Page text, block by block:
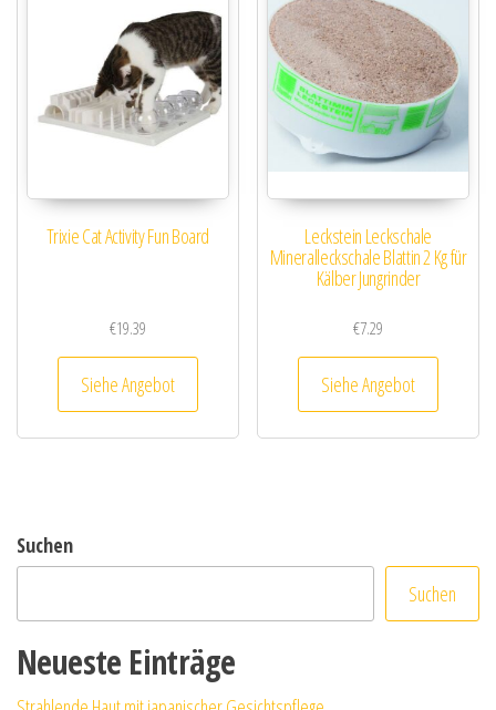
Trixie Cat Activity Fun Board
€19.39
Siehe Angebot
Leckstein Leckschale
Mineralleckschale Blattin 2 Kg für
Kälber Jungrinder
€7.29
Siehe Angebot
Suchen
Suchen
Neueste Einträge